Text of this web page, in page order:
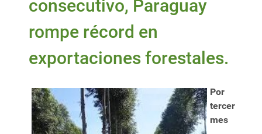
consecutivo, Paraguay
rompe récord en
exportaciones forestales.
Por
tercer
mes